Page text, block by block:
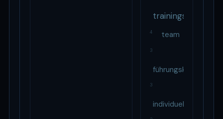
trainings
4 team
3
führungskräfte
3
individuell